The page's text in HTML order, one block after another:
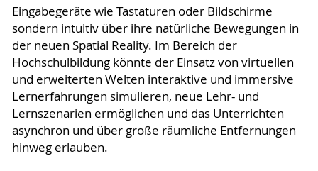
Eingabegeräte wie Tastaturen oder Bildschirme
sondern intuitiv über ihre natürliche Bewegungen in
der neuen Spatial Reality. Im Bereich der
Hochschulbildung könnte der Einsatz von virtuellen
und erweiterten Welten interaktive und immersive
Lernerfahrungen simulieren, neue Lehr- und
Lernszenarien ermöglichen und das Unterrichten
asynchron und über große räumliche Entfernungen
hinweg erlauben.